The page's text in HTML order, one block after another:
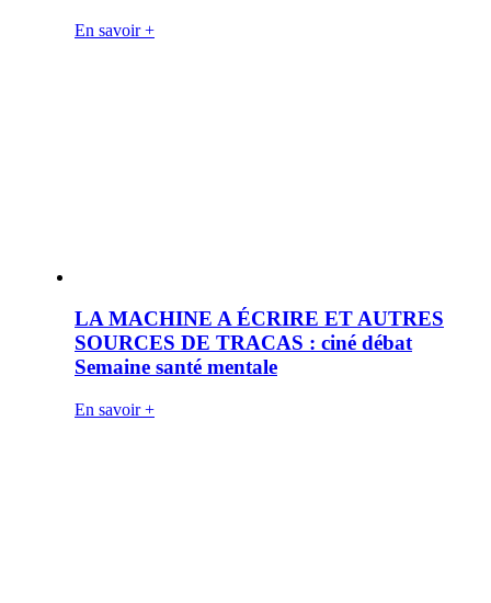
En savoir +
LA MACHINE A ÉCRIRE ET AUTRES
SOURCES DE TRACAS : ciné débat
Semaine santé mentale
En savoir +